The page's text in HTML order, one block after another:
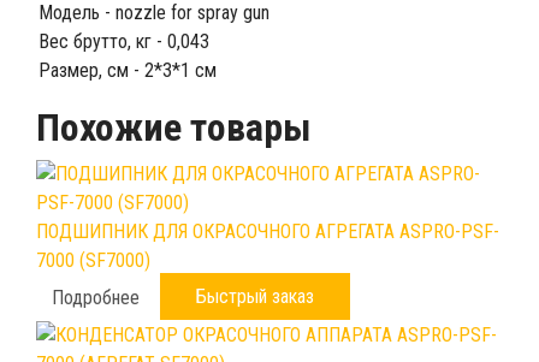
Модель - nozzle for spray gun
Вес брутто, кг - 0,043
Размер, см - 2*3*1 см
Похожие товары
ПОДШИПНИК ДЛЯ ОКРАСОЧНОГО АГРЕГАТА ASPRO-PSF-
7000 (SF7000)
Подробнее
Быстрый заказ